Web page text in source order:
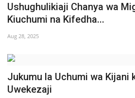
Ushughulikiaji Chanya wa
Kiuchumi na Kifedha...
Aug 28, 2025
Jukumu la Uchumi wa Kijani
Uwekezaji